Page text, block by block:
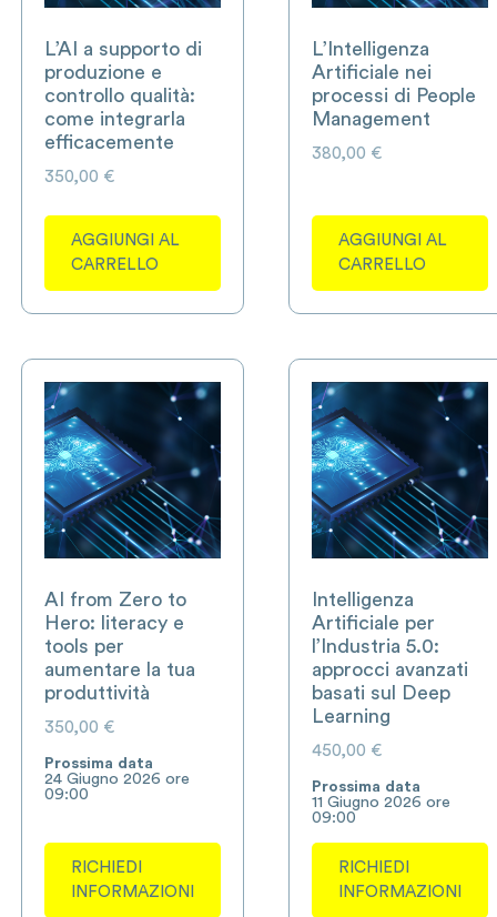
L’AI a supporto di
produzione e
controllo qualità:
come integrarla
efficacemente
350,00 €
AGGIUNGI AL
CARRELLO
L’Intelligenza
Artificiale nei
processi di People
Management
380,00 €
AGGIUNGI AL
CARRELLO
AI from Zero to
Hero: literacy e
tools per
aumentare la tua
produttività
350,00 €
Prossima data
24 Giugno 2026 ore
09:00
RICHIEDI
INFORMAZIONI
Intelligenza
Artificiale per
l’Industria 5.0:
approcci avanzati
basati sul Deep
Learning
450,00 €
Prossima data
11 Giugno 2026 ore
09:00
RICHIEDI
INFORMAZIONI